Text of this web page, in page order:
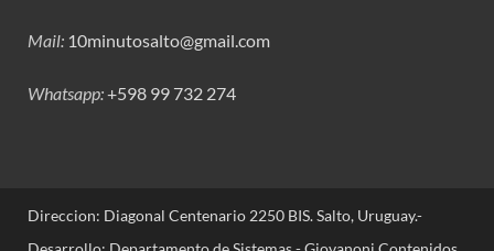
Mail: 10minutosalto@gmail.com
Whatsapp:+598 99 732 274
Direccion: Diagonal Centenario 2250 BIS. Salto, Uruguay.-